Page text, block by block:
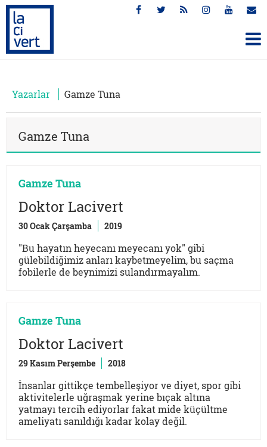
Yazarlar Gamze Tuna
Gamze Tuna
Gamze Tuna
Doktor Lacivert
30 Ocak Çarşamba 2019
"Bu hayatın heyecanı meyecanı yok" gibi
gülebildiğimiz anları kaybetmeyelim, bu saçma
fobilerle de beynimizi sulandırmayalım.
Gamze Tuna
Doktor Lacivert
29 Kasım Perşembe 2018
İnsanlar gittikçe tembelleşiyor ve diyet, spor gibi
aktivitelerle uğraşmak yerine bıçak altına
yatmayı tercih ediyorlar fakat mide küçültme
ameliyatı sanıldığı kadar kolay değil.